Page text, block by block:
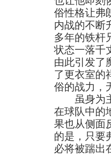
俗性格让弗
内战的不断
多年的铁杆
状态一落千
由此引发了
了更衣室的
俗的战力，
虽身为主
在球队中的
果也从侧面
的是，只要
必将被踹出